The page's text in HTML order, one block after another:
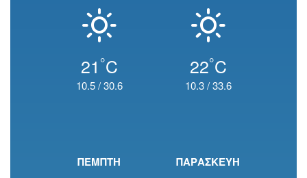
21 °C
10.5/30.6
22°C
10.3/33.6
ΠΕΜΠΤΗ ΠΑΡΑΣΚΕΥΗ